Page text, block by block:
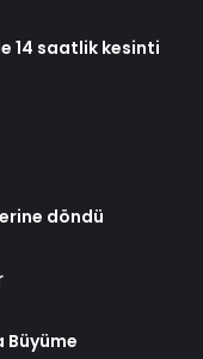
14 saatlik kesinti
döndü
Büyüme